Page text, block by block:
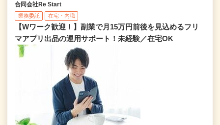
合同会社Re Start
業務委託 在宅・内職
【Wワーク歓迎！】副業で月15万円前後を見込めるフリ
マアプリ出品の運用サポート！未経験／在宅OK